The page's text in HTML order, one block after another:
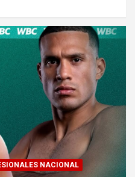
NACIONAL